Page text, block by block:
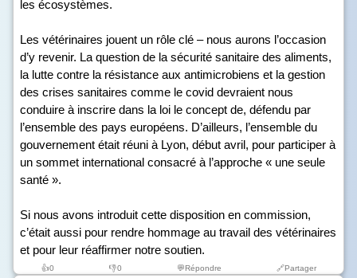
les écosystèmes.
Les vétérinaires jouent un rôle clé – nous aurons l’occasion
d’y revenir. La question de la sécurité sanitaire des aliments,
la lutte contre la résistance aux antimicrobiens et la gestion
des crises sanitaires comme le covid devraient nous
conduire à inscrire dans la loi le concept de, défendu par
l’ensemble des pays européens. D’ailleurs, l’ensemble du
gouvernement était réuni à Lyon, début avril, pour participer à
un sommet international consacré à l’approche « une seule
santé ».
Si nous avons introduit cette disposition en commission,
c’était aussi pour rendre hommage au travail des vétérinaires
et pour leur réaffirmer notre soutien.
👍0 👎0 💬Répondre 🔗Partager